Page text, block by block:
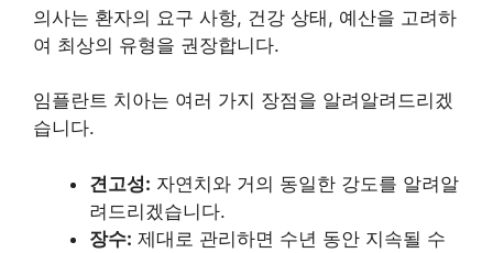
의사는 환자의 요구 사항, 건강 상태, 예산을 고려하
여 최상의 유형을 권장합니다.
임플란트 치아는 여러 가지 장점을 알려알려드리겠
습니다.
견고성: 자연치와 거의 동일한 강도를 알려알
려드리겠습니다.
장수: 제대로 관리하면 수년 동안 지속될 수